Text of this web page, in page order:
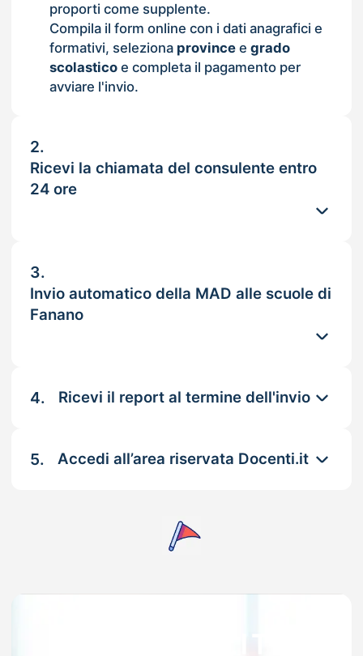
proporti come supplente.
Compila il form online con i dati anagrafici e
formativi, seleziona provincee grado
scolasticoe completa il pagamento per
avviare l'invio.
2.
Ricevi la chiamata del consulente entro
24 ore
3.
Invio automatico della MAD alle scuole di
Fanano
4. Ricevi il report al termine dell'invio
5. Accedi all’area riservata Docenti.it